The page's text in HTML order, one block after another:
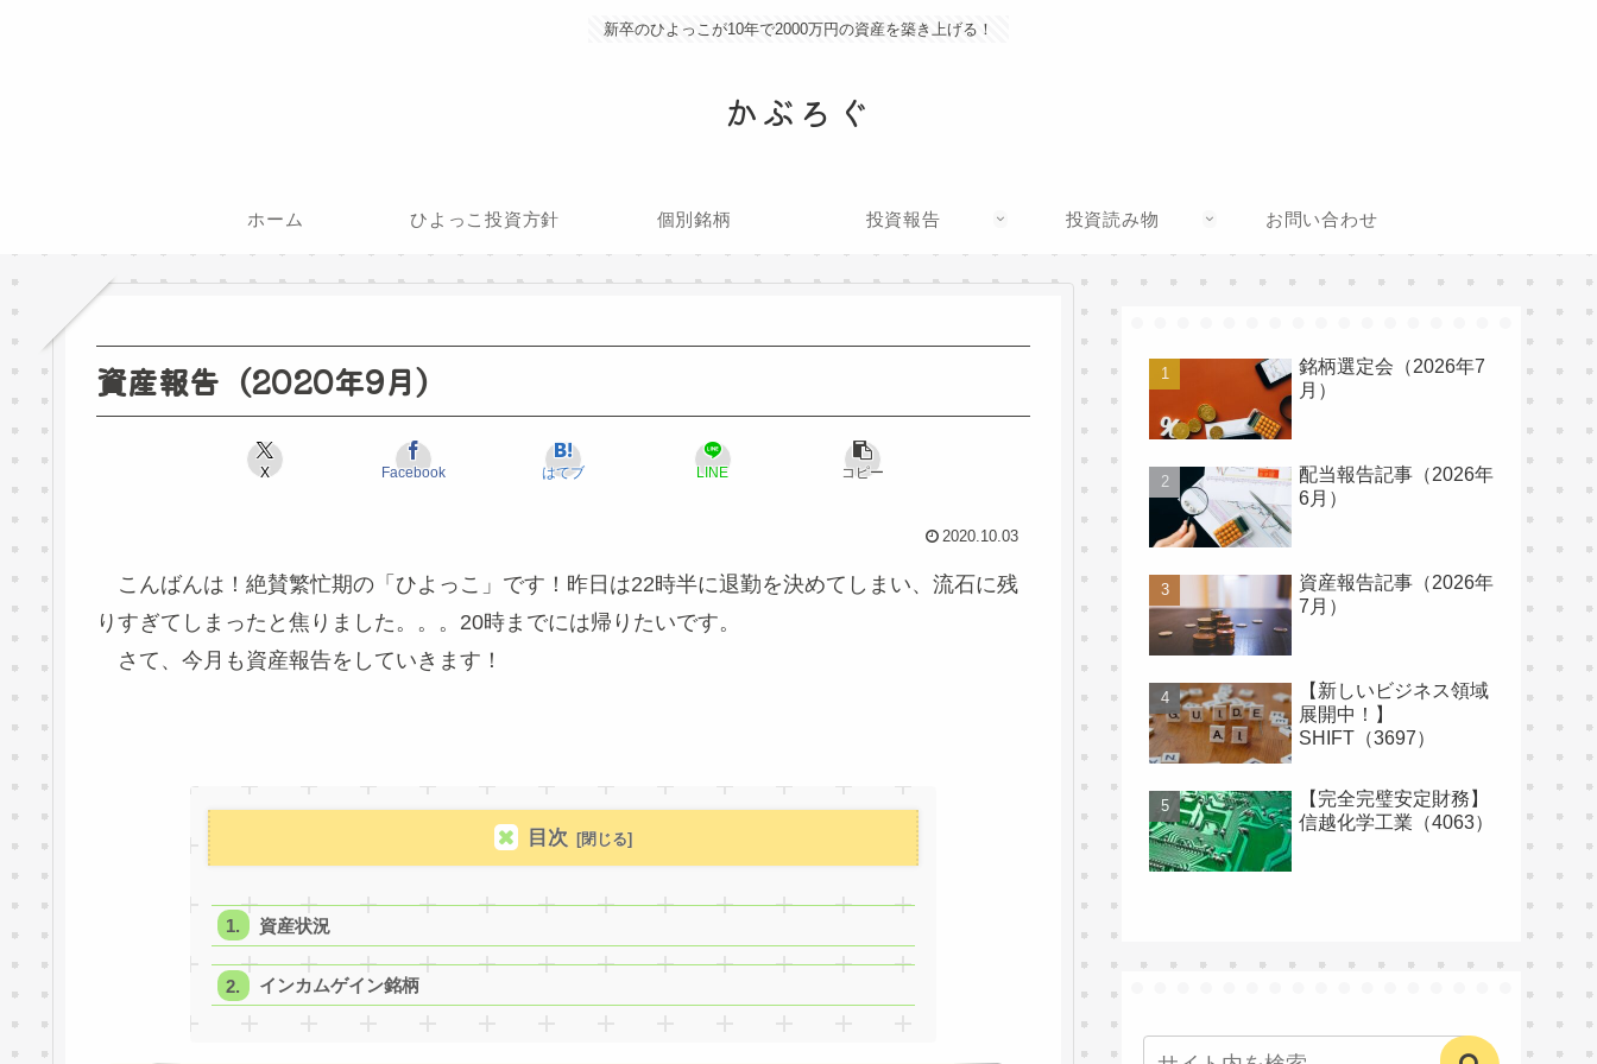
新卒のひよっこが10年で2000万円の資産を築き上げる！
かぶろぐ
ホーム ひよっこ投資方針 個別銘柄 投資報告 投資読み物 お問い合わせ
資産報告（2020年9月）
X Facebook はてブ LINE コピー
2020.10.03
こんばんは！絶賛繁忙期の「ひよっこ」です！昨日は22時半に退勤を決めてしまい、流石に残
りすぎてしまったと焦りました。。。20時までには帰りたいです。
さて、今月も資産報告をしていきます！
目次
資産状況
インカムゲイン銘柄
銘柄選定会（2026年7
月）
配当報告記事（2026年
6月）
資産報告記事（2026年
7月）
【新しいビジネス領域
展開中！】
SHIFT（3697）
【完全完璧安定財務】
信越化学工業（4063）